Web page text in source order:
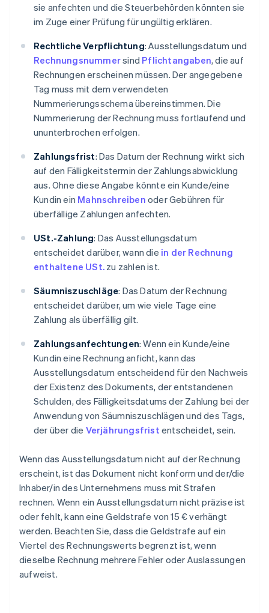
sie anfechten und die Steuerbehörden könnten sie
im Zuge einer Prüfung für ungültig erklären.
Rechtliche Verpflichtung: Ausstellungsdatum und
Rechnungsnummersind Pflichtangaben, die auf
Rechnungen erscheinen müssen. Der angegebene
Tag muss mit dem verwendeten
Nummerierungsschema übereinstimmen. Die
Nummerierung der Rechnung muss fortlaufend und
ununterbrochen erfolgen.
Zahlungsfrist: Das Datum der Rechnung wirkt sich
auf den Fälligkeitstermin der Zahlungsabwicklung
aus. Ohne diese Angabe könnte ein Kunde/eine
Kundin ein Mahnschreiben oder Gebühren für
überfällige Zahlungen anfechten.
USt.-Zahlung: Das Ausstellungsdatum
entscheidet darüber, wann die in der Rechnung
enthaltene USt. zu zahlen ist.
Säumniszuschläge: Das Datum der Rechnung
entscheidet darüber, um wie viele Tage eine
Zahlung als überfällig gilt.
Zahlungsanfechtungen: Wenn ein Kunde/eine
Kundin eine Rechnung anficht, kann das
Ausstellungsdatum entscheidend für den Nachweis
der Existenz des Dokuments, der entstandenen
Schulden, des Fälligkeitsdatums der Zahlung bei der
Anwendung von Säumniszuschlägen und des Tags,
der über die Verjährungsfrist entscheidet, sein.
Wenn das Ausstellungsdatum nicht auf der Rechnung
erscheint, ist das Dokument nicht konform und der/die
Inhaber/in des Unternehmens muss mit Strafen
rechnen. Wenn ein Ausstellungsdatum nicht präzise ist
oder fehlt, kann eine Geldstrafe von 15 € verhängt
werden. Beachten Sie, dass die Geldstrafe auf ein
Viertel des Rechnungswerts begrenzt ist, wenn
dieselbe Rechnung mehrere Fehler oder Auslassungen
aufweist.